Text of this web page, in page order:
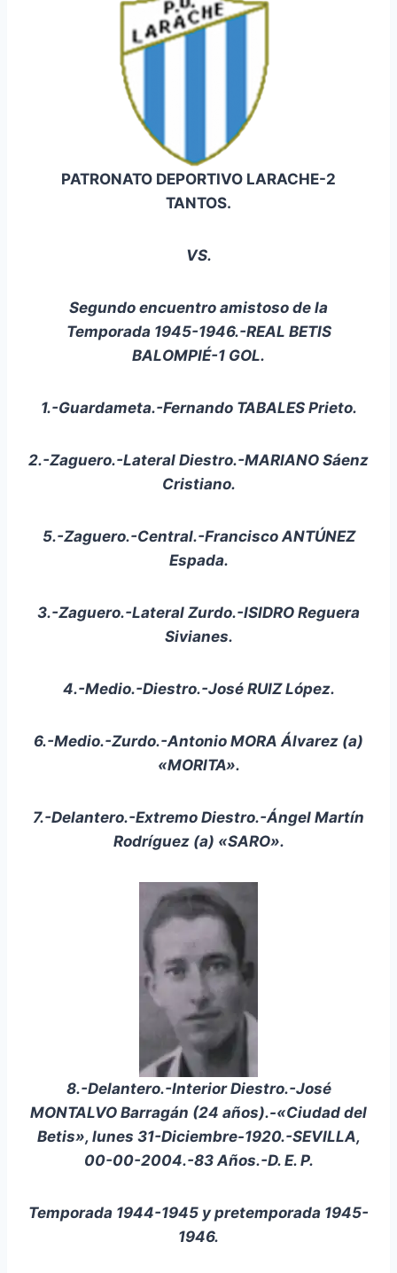
PATRONATO DEPORTIVO LARACHE-2
TANTOS.
VS.
Segundo encuentro amistoso de la
Temporada 1945-1946.-REAL BETIS
BALOMPIÉ-1 GOL.
1.-Guardameta.-Fernando TABALES Prieto.
2.-Zaguero.-Lateral Diestro.-MARIANO Sáenz
Cristiano.
5.-Zaguero.-Central.-Francisco ANTÚNEZ
Espada.
3.-Zaguero.-Lateral Zurdo.-ISIDRO Reguera
Sivianes.
4.-Medio.-Diestro.-José RUIZ López.
6.-Medio.-Zurdo.-Antonio MORA Álvarez (a)
«MORITA».
7.-Delantero.-Extremo Diestro.-Ángel Martín
Rodríguez (a) «SARO».
8.-Delantero.-Interior Diestro.-José
MONTALVO Barragán (24 años).-«Ciudad del
Betis», lunes 31-Diciembre-1920.-SEVILLA,
00-00-2004.-83 Años.-D. E. P.
Temporada 1944-1945 y pretemporada 1945-
1946.